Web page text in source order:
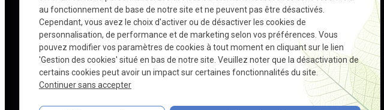
L&A multiservices
Entreprise de rénovation
Liens utiles
Demande de devis
Qui sommes-nous?
Actualités
au fonctionnement de base de notre site et ne peuvent pas être désactivés.
Cependant, vous avez le choix d'activer ou de désactiver les cookies de
personnalisation, de performance et de marketing selon vos préférences. Vous
pouvez modifier vos paramètres de cookies à tout moment en cliquant sur le lien
'Gestion des cookies' situé en bas de notre site. Veuillez noter que la désactivation de
certains cookies peut avoir un impact sur certaines fonctionnalités du site.
Continuer sans accepter